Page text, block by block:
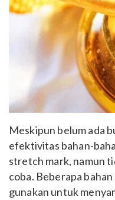
Meskipun belum ada
efektivitas bahan-
stretch mark, namun
coba. Beberapa
gunakan untuk